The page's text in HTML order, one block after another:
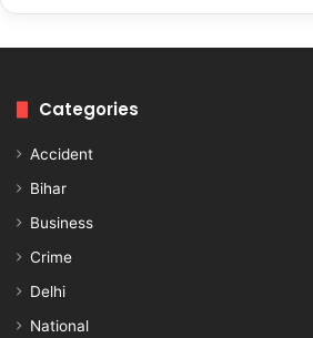
Categories
Accident
Bihar
Business
Crime
Delhi
National